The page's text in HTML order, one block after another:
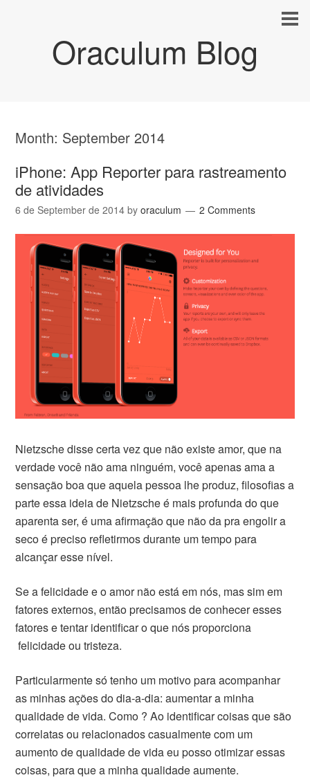
Oraculum Blog
Month: September 2014
iPhone: App Reporter para rastreamento
de atividades
6 de September de 2014 byoraculum 2 Comments
Nietzsche disse certa vez que não existe amor, que na
verdade você não ama ninguém, você apenas ama a
sensação boa que aquela pessoa lhe produz, filosofias a
parte essa ideia de Nietzsche é mais profunda do que
aparenta ser, é uma afirmação que não da pra engolir a
seco é preciso refletirmos durante um tempo para
alcançar esse nível.
Se a felicidade e o amor não está em nós, mas sim em
fatores externos, então precisamos de conhecer esses
fatores e tentar identificar o que nós proporciona
felicidade ou tristeza.
Particularmente só tenho um motivo para acompanhar
as minhas ações do dia-a-dia: aumentar a minha
qualidade de vida. Como ? Ao identificar coisas que são
correlatas ou relacionados casualmente com um
aumento de qualidade de vida eu posso otimizar essas
coisas, para que a minha qualidade aumente.